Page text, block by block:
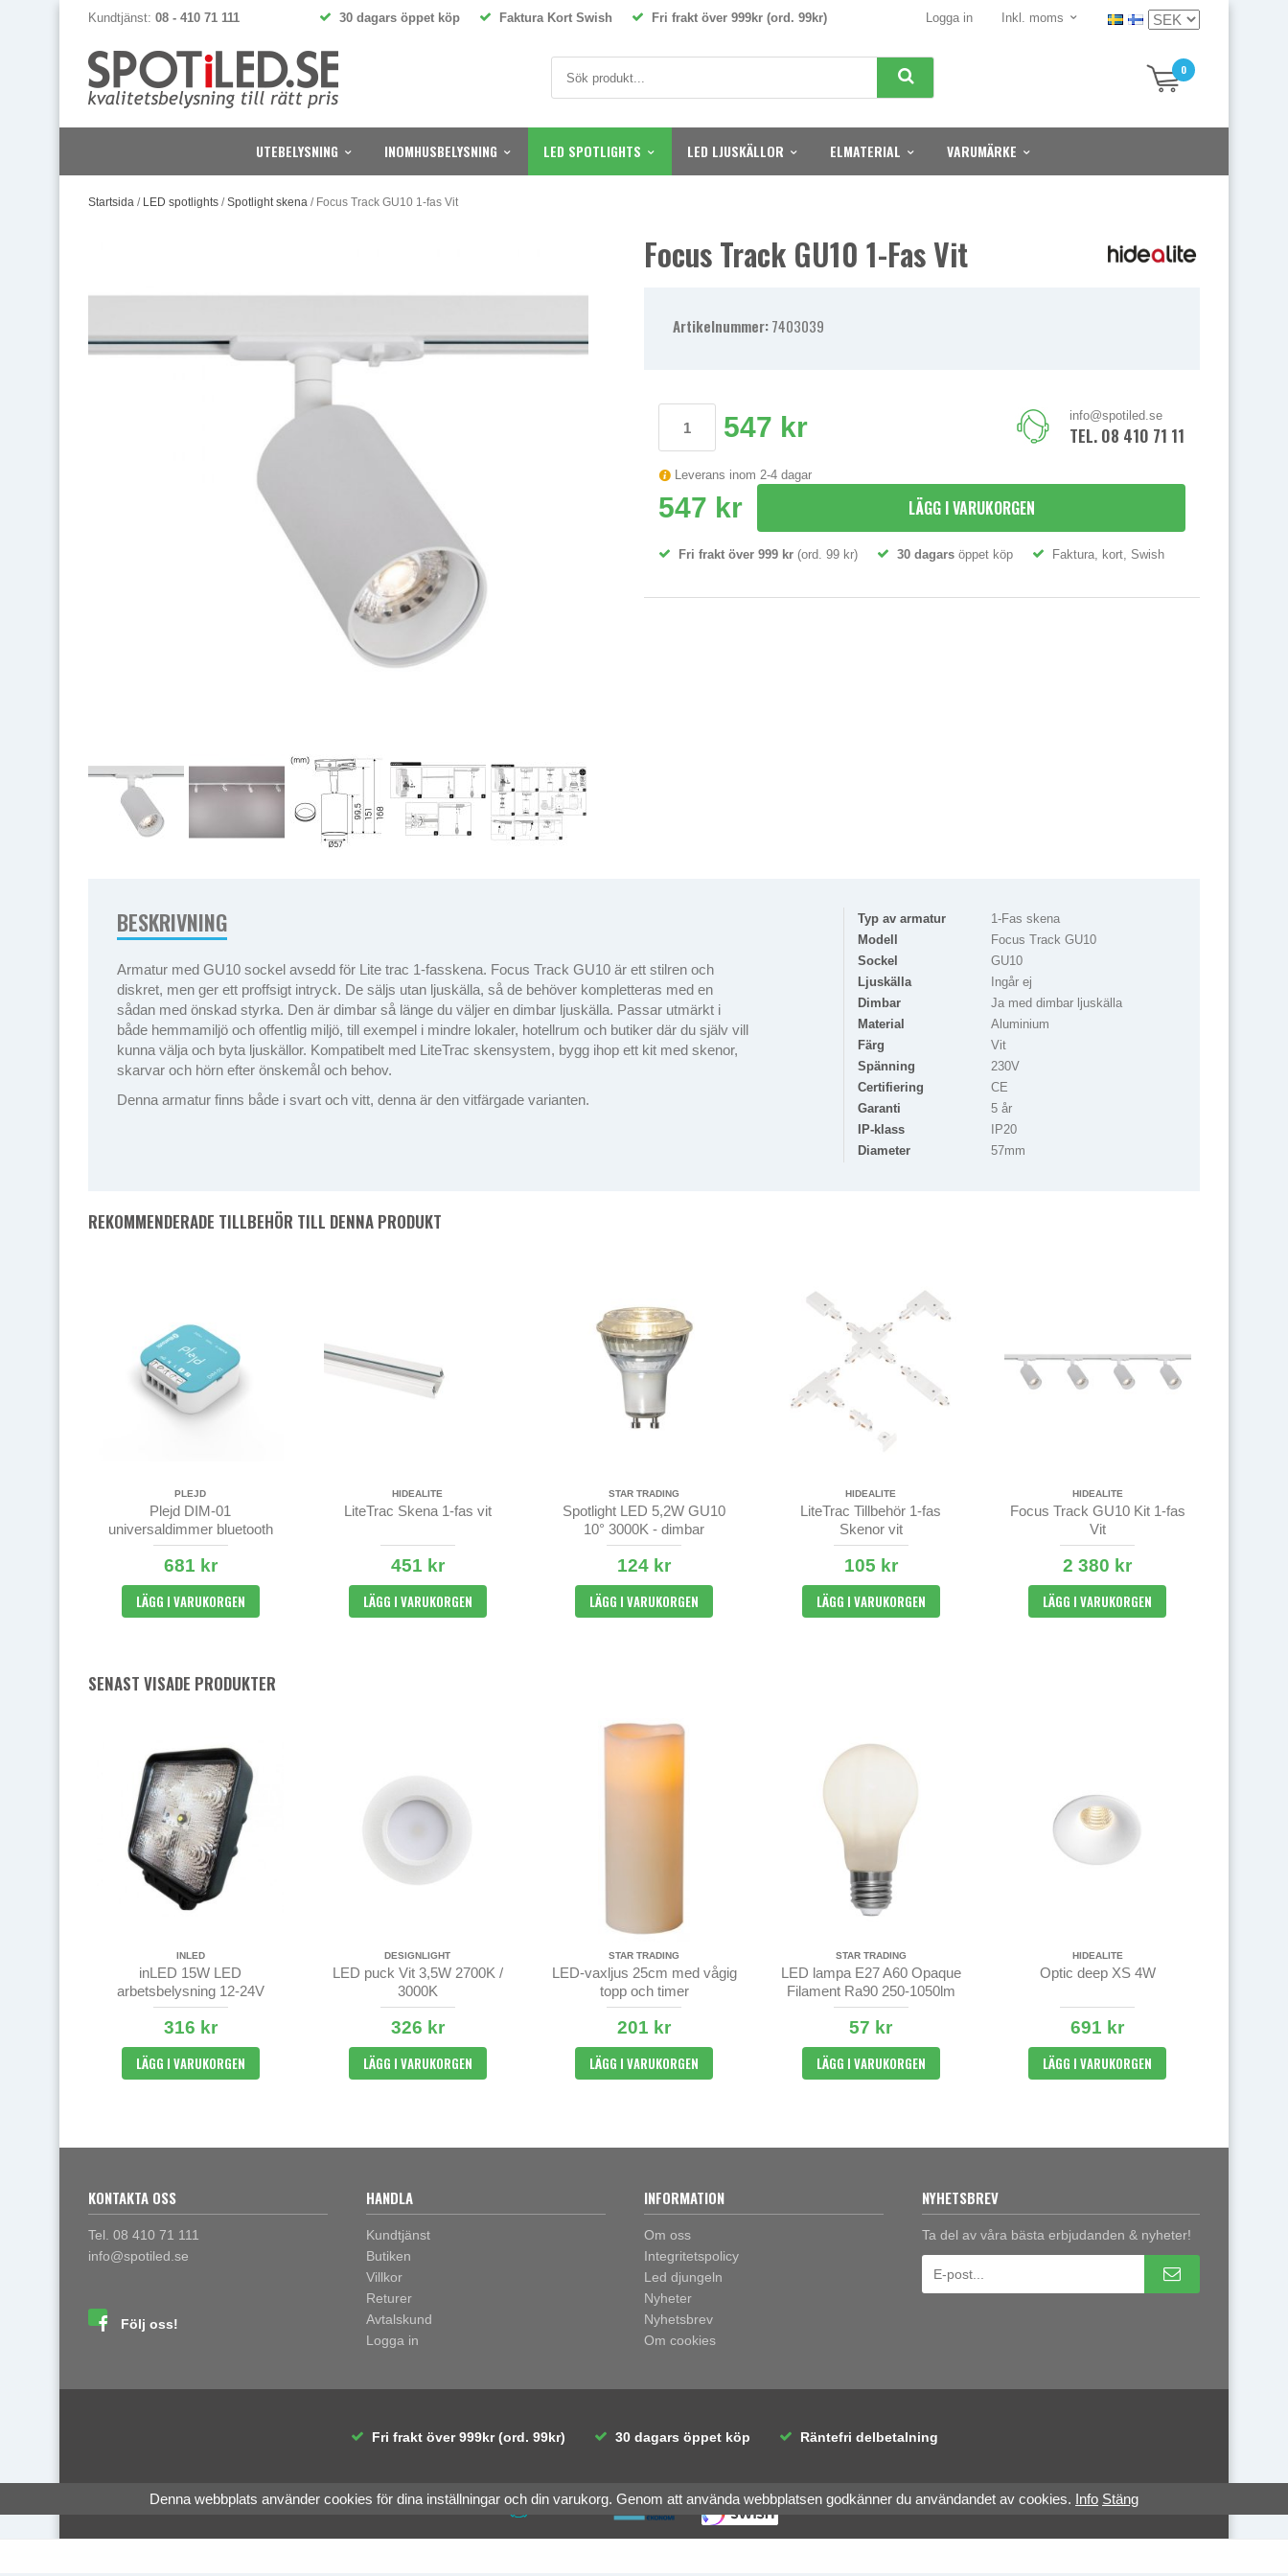
Kundtjänst: 08 - 410 71 111 Logga in Inkl. moms
30 dagars öppet köp Faktura Kort Swish Fri frakt över 999kr (ord. 99kr)
0
UTEBELYSNING INOMHUSBELYSNING LED SPOTLIGHTS LED LJUSKÄLLOR ELMATERIAL VARUMÄRKE
Startsida / LED spotlights /Spotlight skena / Focus Track GU10 1-fas Vit
Focus Track GU10 1-Fas Vit
Artikelnummer:7403039
547 kr info@spotiled.se
TEL. 08 410 71 111
Leverans inom 2-4 dagar
547 kr LÄGG I VARUKORGEN
Fri frakt över 999 kr (ord. 99 kr) 30 dagars öppet köp Faktura, kort, Swish
BESKRIVNING
Armatur med GU10 sockel avsedd för Lite trac 1-fasskena. Focus Track GU10 är ett stilren och
diskret, men ger ett proffsigt intryck. De säljs utan ljuskälla, så de behöver kompletteras med en
sådan med önskad styrka. Den är dimbar så länge du väljer en dimbar ljuskälla. Passar utmärkt i
både hemmamiljö och offentlig miljö, till exempel i mindre lokaler, hotellrum och butiker där du själv vill
kunna välja och byta ljuskällor. Kompatibelt med LiteTrac skensystem, bygg ihop ett kit med skenor,
skarvar och hörn efter önskemål och behov.
Denna armatur finns både i svart och vitt, denna är den vitfärgade varianten.
Typ av armatur
1-Fas skena
Modell
Focus Track GU10
Sockel
GU10
Ljuskälla
Ingår ej
Dimbar
Ja med dimbar ljuskälla
Material
Aluminium
Färg
Vit
Spänning
230V
Certifiering
CE
Garanti
5 år
IP-klass
IP20
Diameter
57mm
REKOMMENDERADE TILLBEHÖR TILL DENNA PRODUKT
PLEJD
Plejd DIM-01
universaldimmer bluetooth
681 kr
LÄGG I VARUKORGEN
HIDEALITE
LiteTrac Skena 1-fas vit
451 kr
LÄGG I VARUKORGEN
STAR TRADING
Spotlight LED 5,2W GU10
10° 3000K - dimbar
124 kr
LÄGG I VARUKORGEN
HIDEALITE
LiteTrac Tillbehör 1-fas
Skenor vit
105 kr
LÄGG I VARUKORGEN
HIDEALITE
Focus Track GU10 Kit 1-fas
Vit
2 380 kr
LÄGG I VARUKORGEN
SENAST VISADE PRODUKTER
INLED
inLED 15W LED
arbetsbelysning 12-24V
316 kr
LÄGG I VARUKORGEN
DESIGNLIGHT
LED puck Vit 3,5W 2700K /
3000K
326 kr
LÄGG I VARUKORGEN
STAR TRADING
LED-vaxljus 25cm med vågig
topp och timer
201 kr
LÄGG I VARUKORGEN
STAR TRADING
LED lampa E27 A60 Opaque
Filament Ra90 250-1050lm
2700K
57 kr
LÄGG I VARUKORGEN
HIDEALITE
Optic deep XS 4W
691 kr
LÄGG I VARUKORGEN
KONTAKTA OSS
Tel. 08 410 71 111
info@spotiled.se
Följ oss!
HANDLA
Kundtjänst
Butiken
Villkor
Returer
Avtalskund
Logga in
INFORMATION
Om oss
Integritetspolicy
Led djungeln
Nyheter
Nyhetsbrev
Om cookies
NYHETSBREV
Ta del av våra bästa erbjudanden & nyheter!
Fri frakt över 999kr (ord. 99kr) 30 dagars öppet köp Räntefri delbetalning
Denna webbplats använder cookies för dina inställningar och din varukorg. Genom att använda webbplatsen godkänner du användandet av cookies. Info Stäng